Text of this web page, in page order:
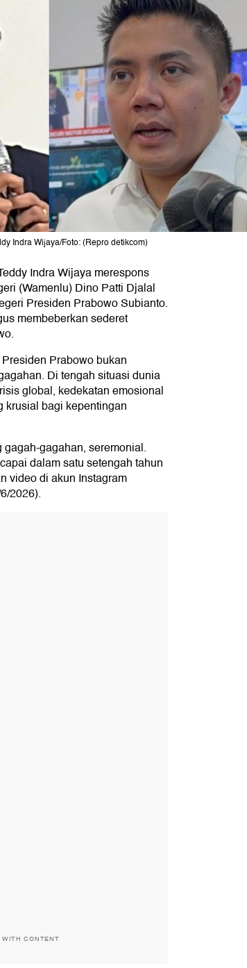
Indra Wijaya/Foto: (Repro detikcom)
Indra Wijaya merespons
(Wamenlu) Dino Patti Djalal
Presiden Prabowo Subianto.
membeberkan sederet
Prabowo bukan
Di tengah situasi dunia
global, kedekatan emosional
krusial bagi kepentingan
gagahan, seremonial.
dalam satu setengah tahun
video di akun Instagram
2026).
CONTENT